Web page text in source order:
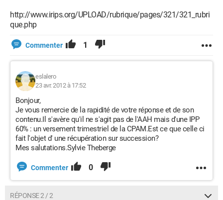
http://www.irips.org/UPLOAD/rubrique/pages/321/321_rubri
que.php
Commenter 1
eslalero
23 avr. 2012 à 17:52
Bonjour,
Je vous remercie de la rapidité de votre réponse et de son
contenu.Il s'avère qu'il ne s'agit pas de l'AAH mais d'une IPP
60% : un versement trimestriel de la CPAM.Est ce que celle ci
fait l'objet d' une récupération sur succession?
Mes salutations.Sylvie Theberge
Commenter 0
RÉPONSE 2 / 2